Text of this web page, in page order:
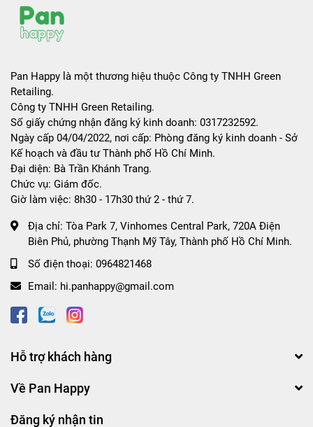
Pan Happy là một thương hiệu thuộc Công ty TNHH Green
Retailing.
Công ty TNHH Green Retailing.
Số giấy chứng nhận đăng ký kinh doanh: 0317232592.
Ngày cấp 04/04/2022, nơi cấp: Phòng đăng ký kinh doanh - Sở
Kế hoạch và đầu tư Thành phố Hồ Chí Minh.
Đại diện: Bà Trần Khánh Trang.
Chức vụ: Giám đốc.
Giờ làm việc: 8h30 - 17h30 thứ 2 - thứ 7.
Địa chỉ: Tòa Park 7, Vinhomes Central Park, 720A Điện
Biên Phủ, phường Thạnh Mỹ Tây, Thành phố Hồ Chí Minh.
Số điện thoại: 0964821468
Email: hi.panhappy@gmail.com
Hỗ trợ khách hàng
Về Pan Happy
Đăng ký nhận tin